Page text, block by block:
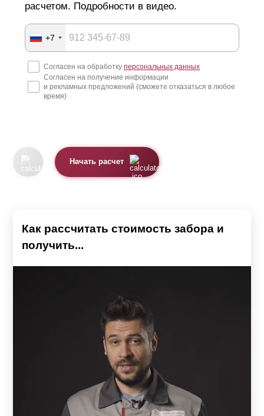
расчетом. Подробности в видео.
+7
Согласен на обработку персональных данных
Согласен на получение информации
и рекламных предложений (сможете отказаться в любое
время)
Начать расчет
Как рассчитать стоимость забора и
получить...